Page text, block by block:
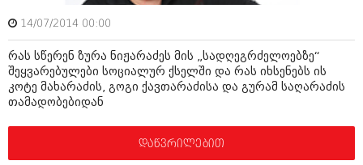
ინტერვიუები
ამბები
საზოგადოება
მოდი, ვილაპარაკოთ
მოდა + დიზაინი
რელიგია
მოდა + დიზაინი
რელიგია
მედიცინა
14/07/2014 00:00
რას სწერენ ზურა ნიჟარაძეს მის „სადღეგრძელოებზე“
შეყვარებულები სოციალურ ქსელში და რას იხსენებს ის
კოტე მახარაძის, გოგი ქავთარაძისა და გურამ საღარაძის
თამადობებიდან
დაწვრილებით